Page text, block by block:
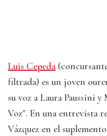
Luis Cepeda
filtrada) es un joven
su voz a Laura Paussini
Voz". En una entrevista
Vázquez en el